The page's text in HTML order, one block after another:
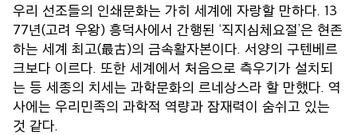
우리 선조들의 인쇄문화는 가히 세계에 자랑할 만하다. 13
77년(고려 우왕) 흥덕사에서 간행된 ‘직지심체요절’은 현존
하는 세계 최고(最古)의 금속활자본이다. 서양의 구텐베르
크보다 이르다. 또한 세계에서 처음으로 측우기가 설치되
는 등 세종의 치세는 과학문화의 르네상스라 할 만했다. 역
사에는 우리민족의 과학적 역량과 잠재력이 숨쉬고 있는
것 같다.